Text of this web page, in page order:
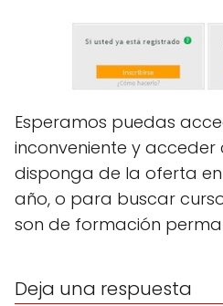
Esperamos puedas
inconveniente y acceder
disponga de la oferta
año, o para buscar
son de formación
Deja una respuesta